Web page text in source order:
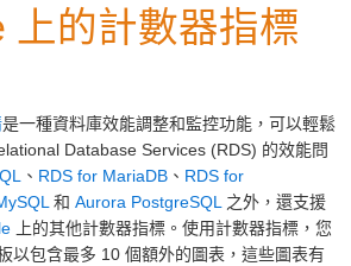
上的計數器指標
是一種資料庫效能調整和監控功能，可以輕鬆
Database Services (RDS) 的效能問
、 RDS for MariaDB 、 RDS for
和 Aurora PostgreSQL 之外，還支援
上的其他計數器指標。使用計數器指標，您
以包含最多 10 個額外的圖表，這些圖表有